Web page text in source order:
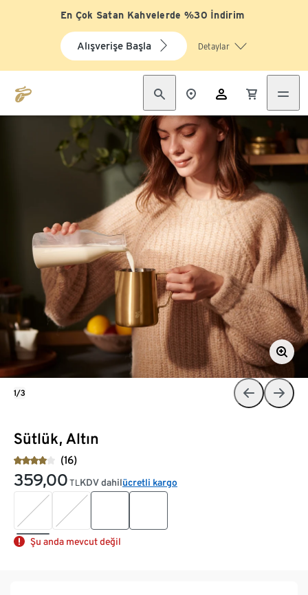
En Çok Satan Kahvelerde %30 İndirim
Alışverişe Başla Detaylar
Sütlük, Altın
(16)
359,00 TL KDV dahilücretli kargo
Şu anda mevcut değil
1/3